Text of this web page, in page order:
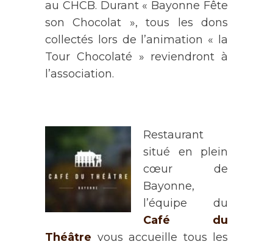
au CHCB. Durant « Bayonne Fête
son Chocolat », tous les dons
collectés lors de l’animation « la
Tour Chocolaté » reviendront à
l’association.
Restaurant
situé en plein
cœur de
Bayonne,
l’équipe du
Café du
Théâtre vous accueille tous les